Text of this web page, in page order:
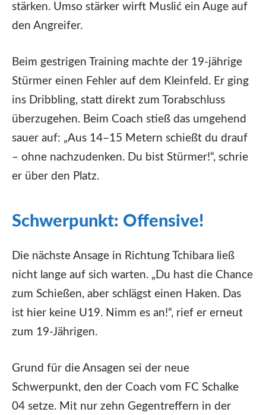
stärken. Umso stärker wirft Muslić ein Auge auf
den Angreifer.
Beim gestrigen Training machte der 19-jährige
Stürmer einen Fehler auf dem Kleinfeld. Er ging
ins Dribbling, statt direkt zum Torabschluss
überzugehen. Beim Coach stieß das umgehend
sauer auf: „Aus 14–15 Metern schießt du drauf
– ohne nachzudenken. Du bist Stürmer!“, schrie
er über den Platz.
Schwerpunkt: Offensive!
Die nächste Ansage in Richtung Tchibara ließ
nicht lange auf sich warten. „Du hast die Chance
zum Schießen, aber schlägst einen Haken. Das
ist hier keine U19. Nimm es an!“, rief er erneut
zum 19-Jährigen.
Grund für die Ansagen sei der neue
Schwerpunkt, den der Coach vom FC Schalke
04 setze. Mit nur zehn Gegentreffern in der